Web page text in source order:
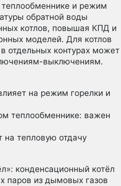
теплообменнике и режим
обратной воды
котлов, повышая КПД и
моделей. Для котлов
отдельных контурах может
выключениям.
на режим горелки и
теплообменнике: важен
на тепловую отдачу
конденсационный котёл
паров из дымовых газов